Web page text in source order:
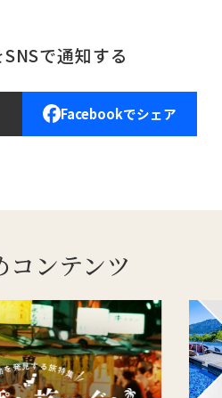
で通知する
Facebookでシェア
コンテンツ